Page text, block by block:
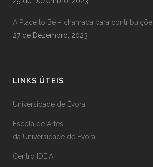
A Place to Be – chamada para
27 de Dezembro, 2023
LINKS ÚTEIS
Universidade de Évora
Escola de Artes
da Universidade de Évora
Centro IDEIA